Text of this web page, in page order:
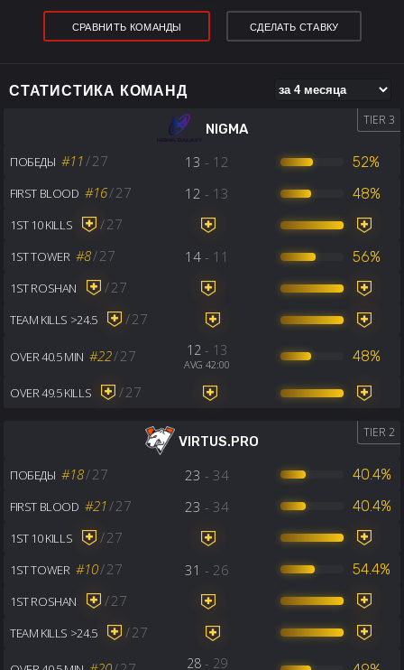
СРАВНИТЬ КОМАНДЫ СДЕЛАТЬ СТАВКУ
СТАТИСТИКА КОМАНД
NIGMA
TIER 3
ПОБЕДЫ #11/27 13 - 12 52%
FIRST BLOOD #16/27 12 - 13 48%
1ST 10 KILLS /27
1ST TOWER #8/27 14- 11 56%
1ST ROSHAN /27
TEAM KILLS >24.5 /27
OVER 40.5 MIN #22/27 12- 13
AVG 42:00 48%
OVER 49.5 KILLS /27
VIRTUS.PRO
TIER 2
ПОБЕДЫ #18/27 23 - 34 40.4%
FIRST BLOOD #21 /27 23 - 34 40.4%
1ST 10 KILLS /27
1ST TOWER #10/27 31 - 26 54.4%
1ST ROSHAN /27
TEAM KILLS >24.5 /27
28- 29